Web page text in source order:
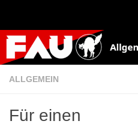
ALLGEMEIN
Für einen